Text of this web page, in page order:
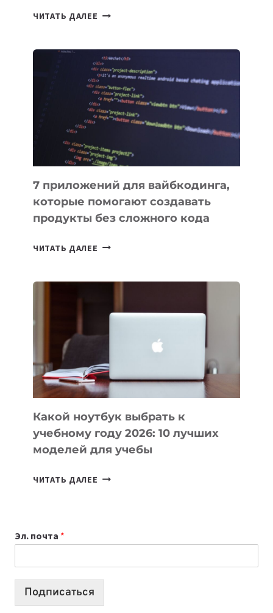
ЧИТАТЬ ДАЛЕЕ ТАСК-
ПОЛЕЗНЫХ
ИНСТРУМЕНТОВ
ДЛЯ
РАБОТЫ
7 приложений для вайбкодинга,
которые помогают создавать
продукты без сложного кода
ЧИТАТЬ ДАЛЕЕ
ПОМОГАЮТ
СОЗДАВАТЬ
БЕЗ
СЛОЖНОГО
КОДА
Какой ноутбук выбрать к
учебному году 2026: 10 лучших
моделей для учебы
ЧИТАТЬ ДАЛЕЕ КАКОЙ
2026:
10
Эл. почта *
Подписаться